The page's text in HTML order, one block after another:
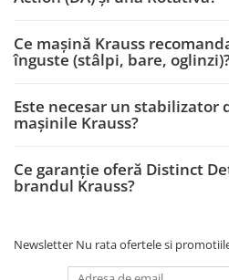
Ce mașină Krauss
înguste (stâlpi, bare,
Este necesar un
mașinile Krauss?
Ce garanție oferă Distinct
brandul Krauss?
Newsletter Nu rata ofertele si